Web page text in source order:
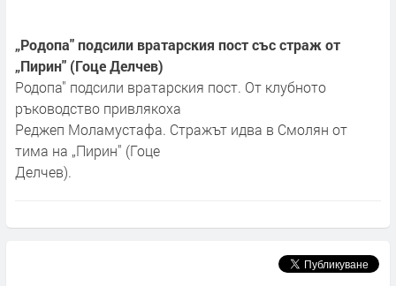
„Родопа" подсили вратарския пост със страж от
„Пирин" (Гоце Делчев)
Родопа" подсили вратарския пост. От клубното
ръководство привлякоха
Реджеп Моламустафа. Стражът идва в Смолян от
тима на „Пирин" (Гоце
Делчев).